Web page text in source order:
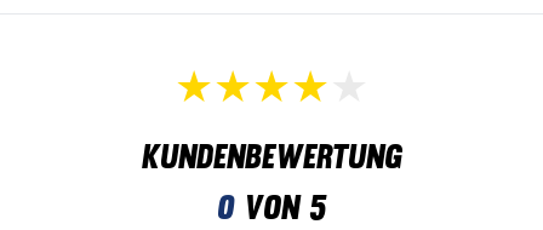
Kundenbewertung
0von 5